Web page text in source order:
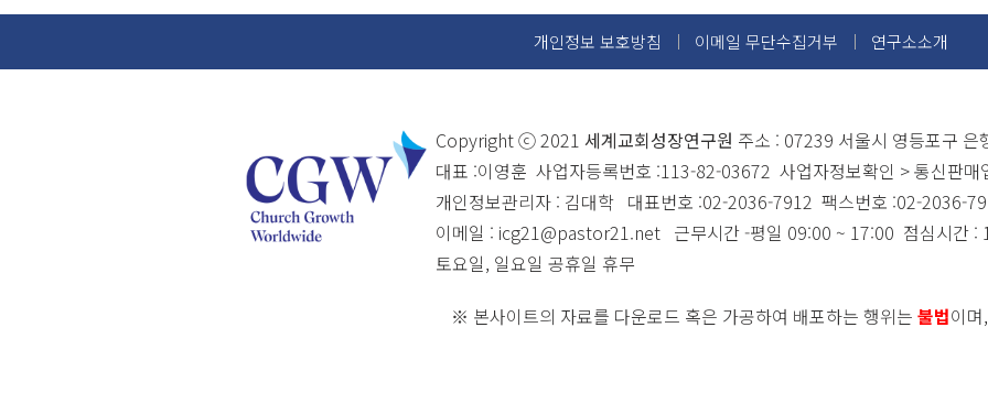
개인정보 보호방침 이메일 무단수집거부 연구소소개
Copyright ⓒ 2021 세계교회성장연구원 주소 : 07239 서울시 영등포구
대표 :이영훈 사업자등록번호 :113-82-03672 사업자정보확인 > 통신판
개인정보관리자 : 김대학 대표번호 :02-2036-7912 팩스번호 :02-2036-
이메일 : icg21@pastor21.net 근무시간 -평일 09:00 ~ 17:00 점심시간
토요일, 일요일 공휴일 휴무
※ 본사이트의 자료를 다운로드 혹은 가공하여 배포하는 행위는 불법이